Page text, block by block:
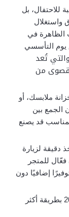
مناسبة للاحتفال، بل
واستغلال
الظاهرة في
يوم التأسسي
والتي تُعد
من
ملابسك، أو
الجمع بين
قد يصنع
دقيقة لزيارة
للمتجر
إضافيًا دون
ابدأ الآن، واستفد من عروض يوم التأسيس 2026 بطريقة أكثر